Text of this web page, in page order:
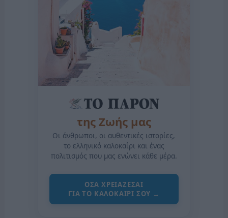
της Ζωής μας
Οι άνθρωποι, οι αυθεντικές ιστορίες,
το ελληνικό καλοκαίρι και ένας
πολιτισμός που μας ενώνει κάθε μέρα.
ΟΣΑ ΧΡΕΙΑΖΕΣΑΙ
ΓΙΑ ΤΟ ΚΑΛΟΚΑΙΡΙ ΣΟΥ →